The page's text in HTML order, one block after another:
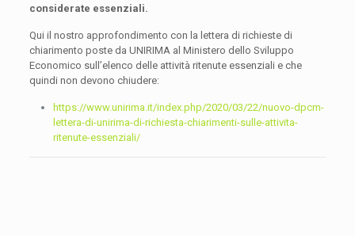
considerate essenziali.
Qui il nostro approfondimento con la lettera di richieste di
chiarimento poste da UNIRIMA al Ministero dello Sviluppo
Economico sull’elenco delle attività ritenute essenziali e che
quindi non devono chiudere:
https://www.unirima.it/index.php/2020/03/22/nuovo-dpcm-
lettera-di-unirima-di-richiesta-chiarimenti-sulle-attivita-
ritenute-essenziali/